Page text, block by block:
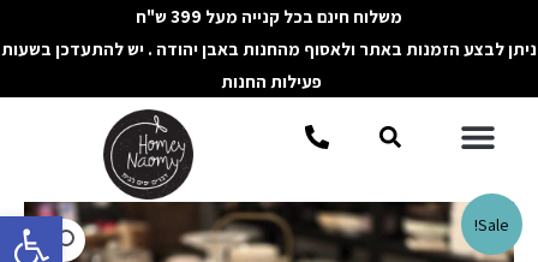
פתח
לתוכן
משלוח חינם בכל קנייה מעל 399 ש"ח
ניתן לבצע הזמנות באתר ולאסוף מהחנות באבן יהודה . יש להתעדכן בשעות
פעילות החנות
תפריטחיפוש
Sale!
כמות
של